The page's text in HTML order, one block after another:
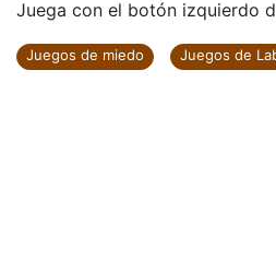
Juega con el botón izquierdo
Juegos de miedo Juegos de